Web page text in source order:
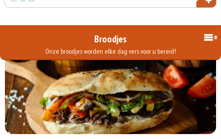
Broodjes
Onze broodjes worden elke dag vers voor u bereid!